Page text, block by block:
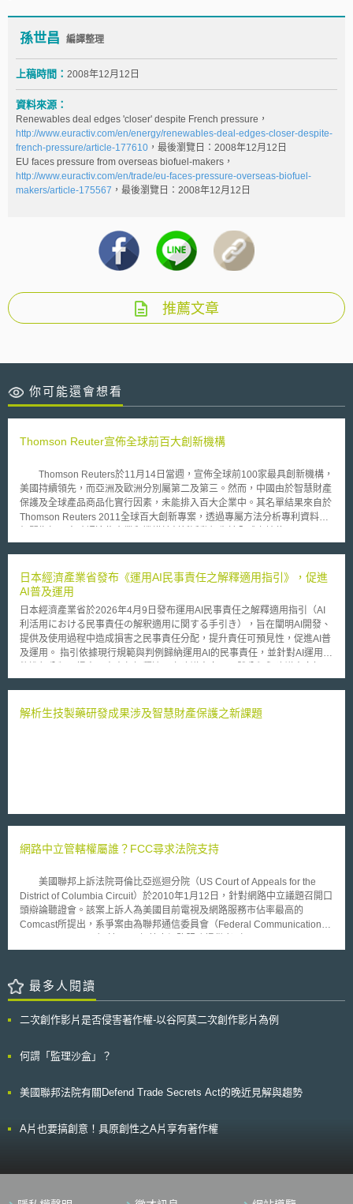
孫世昌 編譯整理
上稿時間： 2008年12月12日
資料來源：
Renewables deal edges 'closer' despite French pressure，
http://www.euractiv.com/en/energy/renewables-deal-edges-closer-despite-
french-pressure/article-177610 ，最後瀏覽日：2008年12月12日
EU faces pressure from overseas biofuel-makers，
http://www.euractiv.com/en/trade/eu-faces-pressure-overseas-biofuel-
makers/article-175567 ，最後瀏覽日：2008年12月12日
推薦文章
你可能還會想看
Thomson Reuter宣佈全球前百大創新機構
Thomson Reuters於11月14日當週，宣佈全球前100家最具創新機構，
美國持續領先，而亞洲及歐洲分別屬第二及第三。然而，中國由於智慧財產
保護及全球產品商品化實行因素，未能排入百大企業中。其名單結果來自於
Thomson Reuters 2011全球百大創新專案，透過專屬方法分析專利資料及
Thomson Reuters智慧財產解決方案事業部總裁David Brown表示：「創新
勢」。 2011全球百大最具創新企業的市場資料，與2009年比較顯示，
2010年百大企業增加了超過400,000工作機會，較前年提高3%，增加的比
大創新組織創造的工作機會代表了創新為經濟成長具意義影響的指標」。除
此之外，2011百大創新組織的市場價值加權平均收益較前一年度增加
12.9%，而標準普爾500企業市場價值加權平均收益僅增加7.2%。 排
名企業依地域分佈，其中40%來自為美國，31%為亞洲，29%為歐洲，亞
全球影響力及專利獲證比率之重要因素，故未進入前百大名單。
日本經濟產業省發布《運用AI民事責任之解釋適用指引》，促進
AI普及運用
日本經濟產業省於2026年4月9日發布運用AI民事責任之解釋適用指引（AI
利活用における民事責任の解釈適用に関する手引き），旨在闡明AI開發、
提供及使用過程中造成損害之民事責任分配，提升責任可預見性，促進AI普
及運用。 指引依據現行規範與判例歸納運用AI的民事責任，並針對AI運用型
下： 1.輔助與支援型AI：指AI僅作為判斷之輔助或支援，最終仍須由人類介
意義務，AI使用者仍須在具體情況下做出適當判斷與行動。在由AI使用者自
解析生技製藥研發成果涉及智慧財產保護之新課題
網路中立管轄權屬誰？FCC尋求法院支持
美國聯邦上訴法院哥倫比亞巡迴分院（US Court of Appeals for the
District of Columbia Circuit）於2010年1月12日，針對網路中立議題召開口
頭辯論聽證會。該案上訴人為美國目前電視及網路服務市佔率最高的
Comcast所提出，系爭案由為聯邦通信委員會（Federal Communication
Provider, ISP）限制其用戶使用BitTorrent。 BitTorrent為一種常見的點
要求其不分用戶等級，全部提供毫無限制的服務；而FCC卻從保護消費者及
網路應開放自由進入的角度辯述，從而使FCC是否有權力規範網路中立
立」，意指網路服務提供者不得因傳送或下載資訊種類差異而提供不平等的
的審查標準，但該標準並非為一體適用的法律位階，而FCC是否得依職權制
立法行動名正言順。 對此，聯邦最高法院原則上認同FCC以往對於
尤其是網路開放接取的相關規定，FCC應提高其管制密度；而屬低度管制的
資訊服務（Lightly Regulated Information Service）則不應與電信服務有相
最多人閱讀
二次創作影片是否侵害著作權-以谷阿莫二次創作影片為例
何謂「監理沙盒」？
美國聯邦法院有關Defend Trade Secrets Act的晚近見解與趨勢
A片也要搞創意！具原創性之A片享有著作權